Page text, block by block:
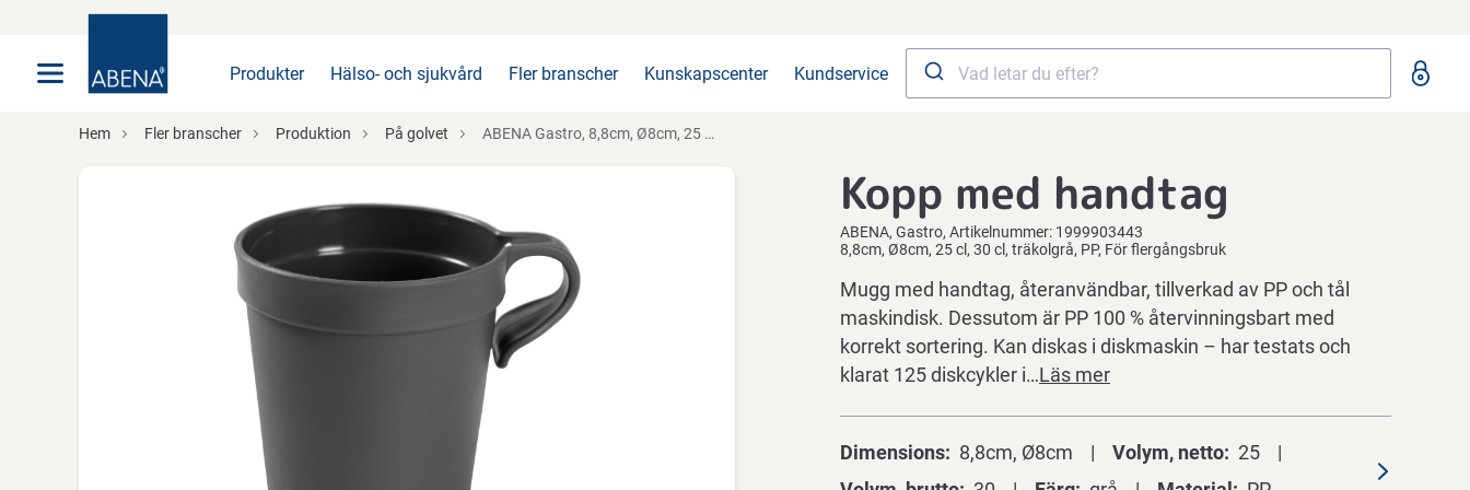
Produkter Hälso- och sjukvård Fler branscher Kunskapscenter Kundservice
Hem Fler branscher Produktion På golvet ABENA Gastro, 8,8cm, Ø8cm, 25 cl, 30 cl, träkolgrå, PP, För flergångsbruk
Kopp med handtag
ABENA Gastro Artikelnummer: 1999903443
8,8cm, Ø8cm, 25 cl, 30 cl, träkolgrå, PP, För flergångsbruk
Mugg med handtag, återanvändbar, tillverkad av PP och tål
maskindisk. Dessutom är PP 100 % återvinningsbart med
korrekt sortering. Kan diskas i diskmaskin – har testats och
klarat 125 diskcykler i…Läs mer
Dimensions 8,8cm, Ø8cm Volym, netto
25